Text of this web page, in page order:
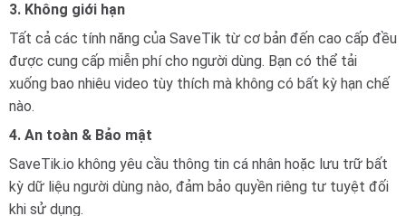
3. Không giới hạn
Tất cả các tính năng của SaveTik từ cơ bản đến cao cấp đều
được cung cấp miễn phí cho người dùng. Bạn có thể tải
xuống bao nhiêu video tùy thích mà không có bất kỳ hạn chế
nào.
4. An toàn & Bảo mật
SaveTik.io không yêu cầu thông tin cá nhân hoặc lưu trữ bất
kỳ dữ liệu người dùng nào, đảm bảo quyền riêng tư tuyệt đối
khi sử dụng.